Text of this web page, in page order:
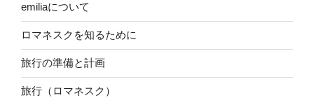
emiliaについて
ロマネスクを知るために
旅行の準備と計画
旅行（ロマネスク）